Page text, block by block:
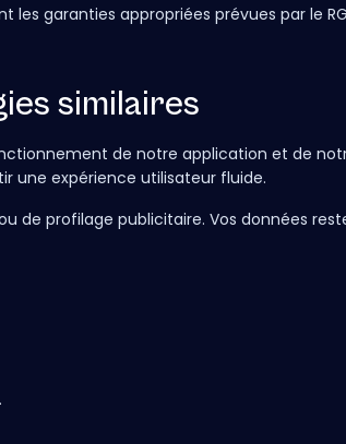
garanties appropriées prévues par le
similaires
de notre application et de
une expérience utilisateur fluide.
de profilage publicitaire. Vos données